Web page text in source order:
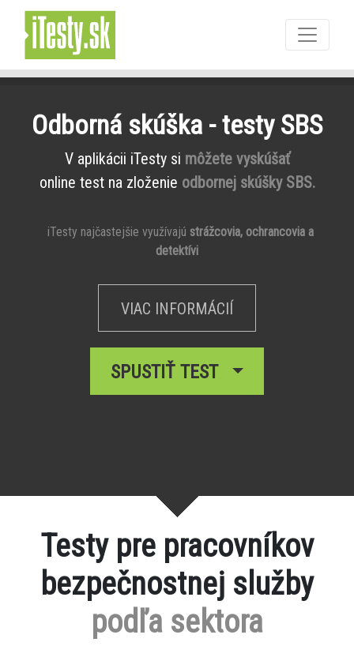
Odborná skúška - testy SBS
V aplikácii iTesty si môžete vyskúšať
online test na zloženie odbornej skúšky SBS.
iTesty najčastejšie využívajú strážcovia, ochrancovia a
detektívi
VIAC INFORMÁCIÍ
SPUSTIŤ TEST
Testy pre pracovníkov
bezpečnostnej služby
podľa sektora